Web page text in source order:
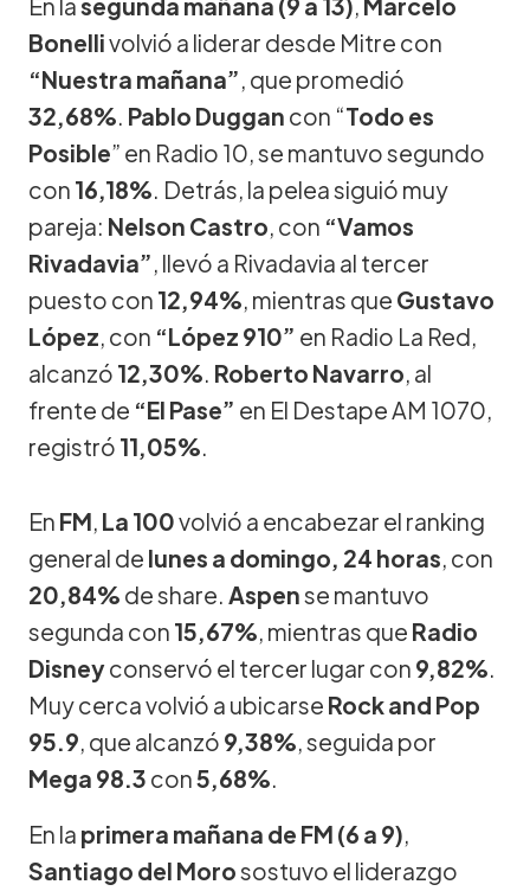
Bonellivolvió a liderar desde Mitre con
“Nuestra mañana”, que promedió
32,68%. Pablo Duggan con “Todo es
Posible” en Radio 10, se mantuvo segundo
con 16,18%. Detrás, la pelea siguió muy
pareja: Nelson Castro, con “Vamos
Rivadavia”, llevó a Rivadavia al tercer
puesto con 12,94%, mientras que Gustavo
López, con “López 910” en Radio La Red,
alcanzó 12,30%. Roberto Navarro, al
frente de “El Pase” en El Destape AM 1070,
registró 11,05%.
En FM, La 100volvió a encabezar el ranking
general de lunes a domingo, 24 horas, con
20,84% de share. Aspense mantuvo
segunda con 15,67%, mientras que Radio
Disneyconservó el tercer lugar con 9,82%.
Muy cerca volvió a ubicarse Rock and Pop
95.9, que alcanzó 9,38%, seguida por
Mega 98.3 con5,68%.
En la primera mañana de FM (6 a 9),
Santiago del Morosostuvo el liderazgo